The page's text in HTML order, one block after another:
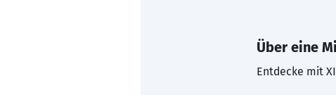
Über eine
Entdecke mit